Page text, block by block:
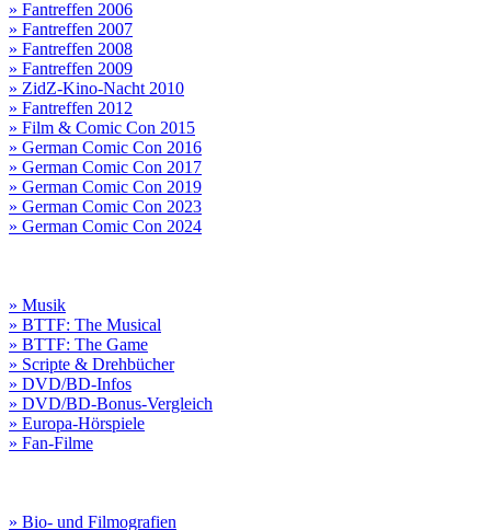
» Fantreffen 2006
» Fantreffen 2007
» Fantreffen 2008
» Fantreffen 2009
» ZidZ-Kino-Nacht 2010
» Fantreffen 2012
» Film & Comic Con 2015
» German Comic Con 2016
» German Comic Con 2017
» German Comic Con 2019
» German Comic Con 2023
» German Comic Con 2024
» Musik
» BTTF: The Musical
» BTTF: The Game
» Scripte & Drehbücher
» DVD/BD-Infos
» DVD/BD-Bonus-Vergleich
» Europa-Hörspiele
» Fan-Filme
» Bio- und Filmografien